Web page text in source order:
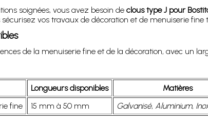
soignées, vous avez besoin de clous type J pour
vos travaux de décoration et de menuiserie
de la menuiserie fine et de la décoration, avec un
Longueurs disponibles
Matières
fine 15 mm à 50 mm Galvanisé, Aluminium,